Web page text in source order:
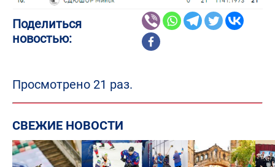
Поделиться
новостью:
Просмотрено 21 раз.
СВЕЖИЕ НОВОСТИ